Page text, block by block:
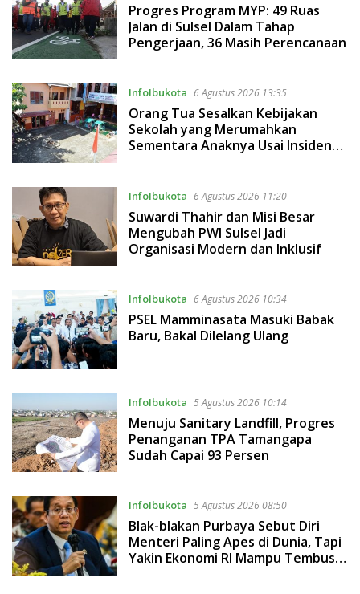
Progres Program MYP: 49 Ruas
Jalan di Sulsel Dalam Tahap
Pengerjaan, 36 Masih Perencanaan
InfoIbukota 6 Agustus 2026 13:35
Orang Tua Sesalkan Kebijakan
Sekolah yang Merumahkan
Sementara Anaknya Usai Insiden
InfoIbukota 6 Agustus 2026 11:20
Suwardi Thahir dan Misi Besar
Mengubah PWI Sulsel Jadi
Organisasi Modern dan Inklusif
InfoIbukota 6 Agustus 2026 10:34
PSEL Mamminasata Masuki Babak
Baru, Bakal Dilelang Ulang
InfoIbukota 5 Agustus 2026 10:14
Menuju Sanitary Landfill, Progres
Penanganan TPA Tamangapa
Sudah Capai 93 Persen
InfoIbukota 5 Agustus 2026 08:50
Blak-blakan Purbaya Sebut Diri
Menteri Paling Apes di Dunia, Tapi
Yakin Ekonomi RI Mampu Tembus 6